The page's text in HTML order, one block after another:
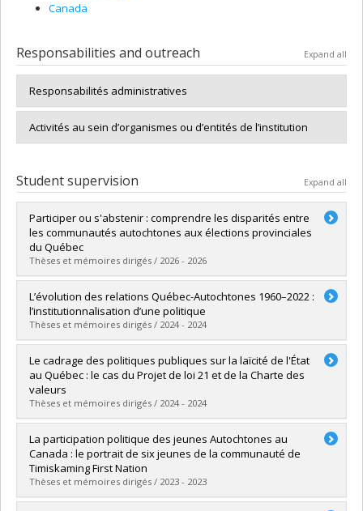
Canada
Responsabilities and outreach Expand all
Responsabilités administratives
Activités au sein d’organismes ou d’entités de l’institution
Student supervision Expand all
Participer ou s'abstenir : comprendre les disparités entre
les communautés autochtones aux élections provinciales
du Québec
Thèses et mémoires dirigés / 2026 - 2026
Graduate :Levasseur-Thériault, Louis
Cycle :Master's
Grade :M. Sc.
Lien vers le document dans Papyrus
L’évolution des relations Québec-Autochtones 1960–2022 :
l’institutionnalisation d’une politique
Thèses et mémoires dirigés / 2024 - 2024
Graduate :Pâquet, Vincent
Cycle :Master's
Grade :
Lien vers le document dans Papyrus
Le cadrage des politiques publiques sur la laïcité de l'État
au Québec : le cas du Projet de loi 21 et de la Charte des
valeurs
Thèses et mémoires dirigés / 2024 - 2024
Graduate :Laflamme-Boucher, Matthieu
Cycle :Master's
Grade :M. Sc.
Lien vers le document dans Papyrus
La participation politique des jeunes Autochtones au
Canada : le portrait de six jeunes de la communauté de
Timiskaming First Nation
Thèses et mémoires dirigés / 2023 - 2023